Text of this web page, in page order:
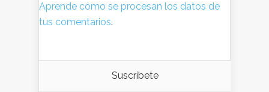
Aprende cómo se procesan los datos de
tus comentarios.
Suscríbete